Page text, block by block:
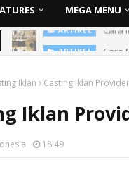
MEGA MENU
Iklan Casting Iklan
Iklan
18.49